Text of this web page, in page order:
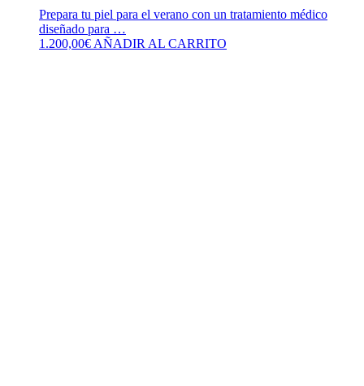
Prepara tu piel para el verano con un tratamiento médico
diseñado para …
1.200,00€ AÑADIR AL CARRITO